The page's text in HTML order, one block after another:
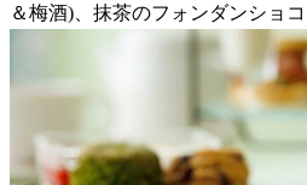
＆梅酒)、抹茶のフォンダンショ